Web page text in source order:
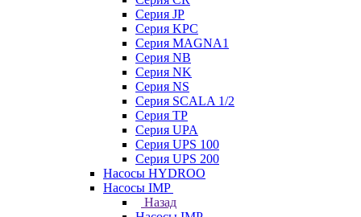
Серия JP
Серия KPC
Серия MAGNA1
Серия NB
Серия NK
Серия NS
Серия SCALA 1/2
Серия TP
Серия UPA
Серия UPS 100
Серия UPS 200
Насосы HYDROO
Насосы IMP
Назад